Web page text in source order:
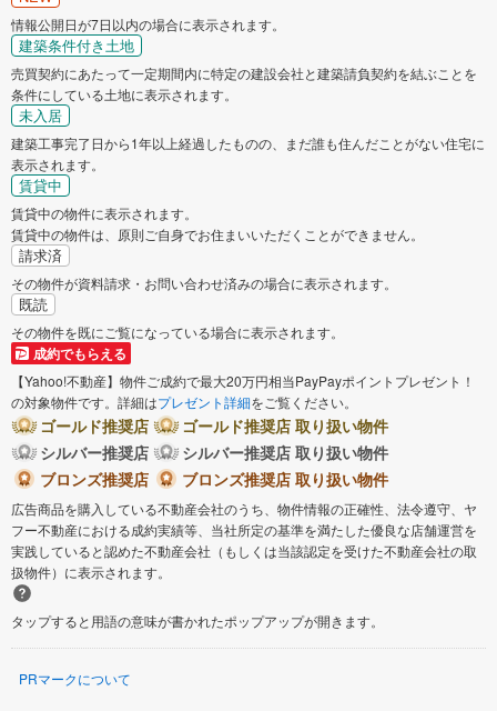
情報公開日が7日以内の場合に表示されます。
建築条件付き土地
売買契約にあたって一定期間内に特定の建設会社と建築請負契約を結ぶことを
条件にしている土地に表示されます。
未入居
建築工事完了日から1年以上経過したものの、まだ誰も住んだことがない住宅に
表示されます。
賃貸中
賃貸中の物件に表示されます。
賃貸中の物件は、原則ご自身でお住まいいただくことができません。
請求済
その物件が資料請求・お問い合わせ済みの場合に表示されます。
既読
その物件を既にご覧になっている場合に表示されます。
成約でもらえる
【Yahoo!不動産】物件ご成約で最大20万円相当PayPayポイントプレゼント！
の対象物件です。詳細はプレゼント詳細をご覧ください。
ゴールド推奨店
ゴールド推奨店 取り扱い物件
シルバー推奨店
シルバー推奨店 取り扱い物件
ブロンズ推奨店
ブロンズ推奨店 取り扱い物件
広告商品を購入している不動産会社のうち、物件情報の正確性、法令遵守、ヤ
フー不動産における成約実績等、当社所定の基準を満たした優良な店舗運営を
実践していると認めた不動産会社（もしくは当該認定を受けた不動産会社の取
扱物件）に表示されます。
タップすると用語の意味が書かれたポップアップが開きます。
PRマークについて